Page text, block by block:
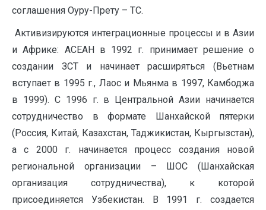
соглашения Оуру-Прету – ТС.
Активизируются интеграционные процессы и в Азии
и Африке: АСЕАН в 1992 г. принимает решение о
создании ЗСТ и начинает расширяться (Вьетнам
вступает в 1995 г., Лаос и Мьянма в 1997, Камбоджа
в 1999). С 1996 г. в Центральной Азии начинается
сотрудничество в формате Шанхайской пятерки
(Россия, Китай, Казахстан, Таджикистан, Кыргызстан),
а с 2000 г. начинается процесс создания новой
региональной организации – ШОС (Шанхайская
организация сотрудничества), к которой
присоединяется Узбекистан. В 1991 г. создается